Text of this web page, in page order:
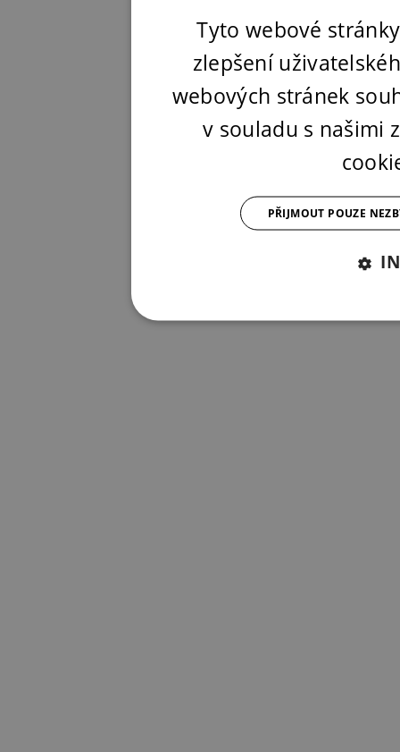
Tyto webové
zlepšení
webových stránek
v souladu s našimi
PŘIJMOUT POUZE